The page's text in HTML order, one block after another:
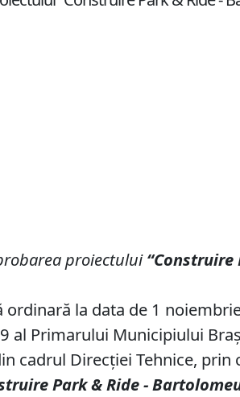
proiectului “Construire
la data de 1
al Primarului Municipiului
cadrul Direcţiei Tehnice, prin
Park & Ride -